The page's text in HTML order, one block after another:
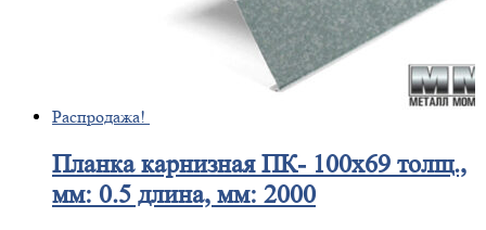
Распродажа!
Планкакарнизная ПК- 100х69 толщ.,
мм: 0.5 длина, мм: 2000